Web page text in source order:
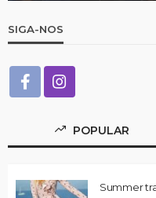
SIGA-NOS
POPULAR
Summer